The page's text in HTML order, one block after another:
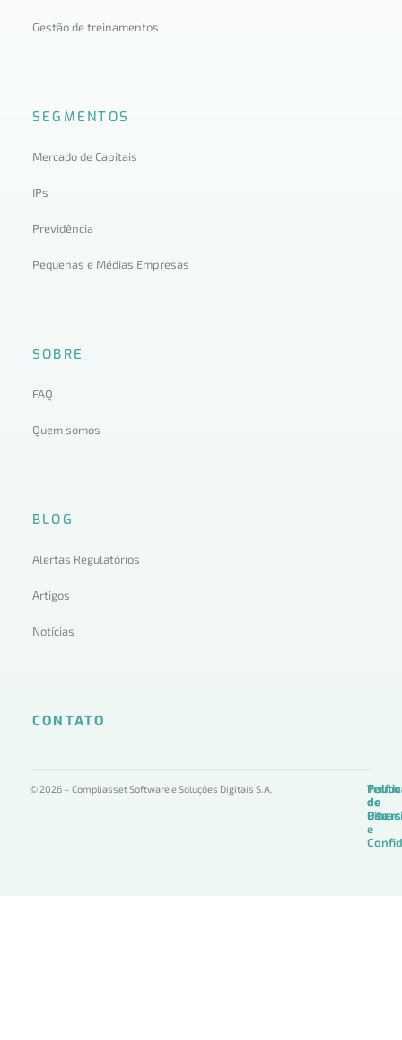
Gestão de treinamentos
SEGMENTOS
Mercado de Capitais
IPs
Previdência
Pequenas e Médias Empresas
SOBRE
FAQ
Quem somos
BLOG
Alertas Regulatórios
Artigos
Notícias
CONTATO
© 2026 – Compliasset Software e Soluções Digitais S.A.
de
Uso
de
de
e